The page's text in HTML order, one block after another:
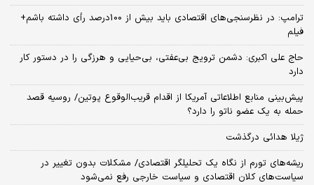
ترامپ: در نظرسنجی‌های اقتصادی باید بیش از 100درصد رأی داشته باشم+
فیلم
حاج علی اکبری: دشمن ترویج بی‌عفتی، بی‌حیایی و هرزگی را در دستور کار
دارد
پیش‌بینی منابع اطلاعاتی آمریکا از اقدام قریب‌الوقوع پوتین/ روسیه قصد
حمله به یک عضو ناتو را دارد؟
ژیلا هدائی درگذشت
ریشه‌های تورم از نگاه یک تحلیلگر اقتصادی/ مشکلات بدون تغییر در
سیاست‌های کلان اقتصادی و سیاست خارجی رفع نمی‌شود